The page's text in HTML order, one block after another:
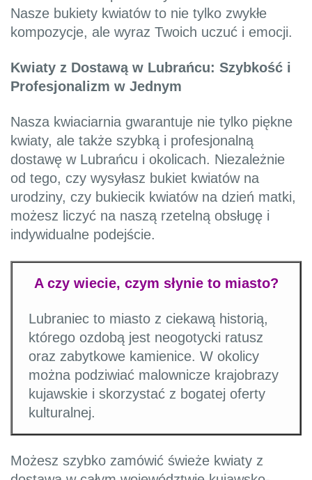
Nasze bukiety kwiatów to nie tylko zwykłe
kompozycje, ale wyraz Twoich uczuć i emocji.
Kwiaty z Dostawą w Lubrańcu: Szybkość i
Profesjonalizm w Jednym
Nasza kwiaciarnia gwarantuje nie tylko piękne
kwiaty, ale także szybką i profesjonalną
dostawę w Lubrańcu i okolicach. Niezależnie
od tego, czy wysyłasz bukiet kwiatów na
urodziny, czy bukiecik kwiatów na dzień matki,
możesz liczyć na naszą rzetelną obsługę i
indywidualne podejście.
A czy wiecie, czym słynie to miasto?
Lubraniec to miasto z ciekawą historią,
którego ozdobą jest neogotycki ratusz
oraz zabytkowe kamienice. W okolicy
można podziwiać malownicze krajobrazy
kujawskie i skorzystać z bogatej oferty
kulturalnej.
Możesz szybko zamówić świeże kwiaty z